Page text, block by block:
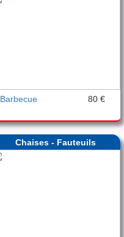
Barbecue 80 €
Chaises - Fauteuils